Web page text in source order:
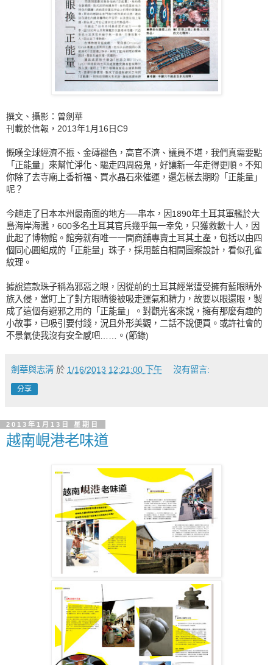
撰文、攝影：曾劍華
刊載於信報，2013年1月16日C9
慨嘆全球經濟不振、金磚褪色，高官不濟、議員不堪，我們真需要點
「正能量」來幫忙淨化、驅走四周惡鬼，好讓新一年走得更順。不知
你除了去寺廟上香祈福、買水晶石來催運，還怎樣去期盼「正能量」
呢？
今趟走了日本本州最南面的地方──串本，因1890年土耳其軍艦於大
島海岸海灘，600多名土耳其官兵幾乎無一幸免，只獲救數十人，因
此起了博物館。館旁就有唯一一間商舖專賣土耳其土產，包括以由四
個同心圓組成的「正能量」珠子，採用藍白相間圖案設計，看似孔雀
紋理。
據說這款珠子稱為邪惡之眼，因從前的土耳其經常遭受擁有藍眼睛外
族入侵，當盯上了對方眼睛後被吸走運氣和精力，故要以眼還眼，製
成了這個有避邪之用的「正能量」。對觀光客來說，擁有那麼有趣的
小故事，已吸引要付錢，況且外形美觀，二話不說便買。或許社會的
不景氣使我沒有安全感吧……。(節錄)
劍華與志清 於 1/16/2013 12:21:00 下午 沒有留言:
分享
2013年1月13日 星期日
越南峴港老味道